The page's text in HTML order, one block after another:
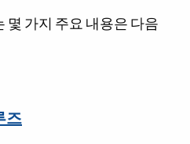
몇 가지 주요 내용은 다음
즈